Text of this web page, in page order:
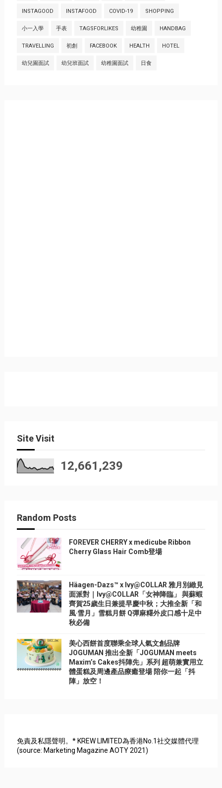
INSTAGOOD INSTAFOOD COVID-19 SHOPPING
小一入學 手表 TAGSFORLIKES 幼稚園 HANDBAG
TRAVELLING 初創 FACEBOOK HEALTH HOTEL
幼兒園面試 幼兒班面試 幼稚園面試 日食
Site Visit
12,661,239
Random Posts
FOREVER CHERRY x medicube Ribbon
Cherry Glass Hair Comb登場
Häagen-Dazs™ x Ivy@COLLAR 雅月別緻見
面派對｜Ivy@COLLAR「女神降臨」 與蘇蝦
齊賀25歲生日兼提早慶中秋；大推全新「和
風‧雪月」雪糕月餅 Q彈麻糬外皮口感十足中
秋必備
美心西餅首度聯乘全球人氣文創品牌
JOGUMAN 推出全新「JOGUMAN meets
Maxim’s Cakes抖陣先」系列 超萌兼實用立
體蛋糕及周邊產品療癒登場 陪你一起「抖
陣」放空！
免責及私隱聲明。* KREW LIMITED為香港No.1社交媒體代理
(source: Marketing Magazine AOTY 2021)